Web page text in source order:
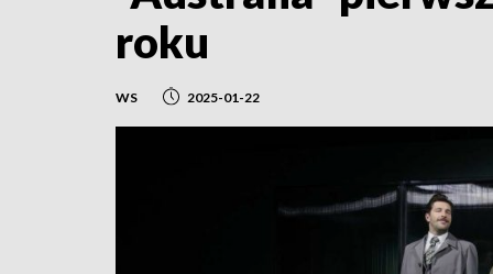
roku
WS 2025-01-22